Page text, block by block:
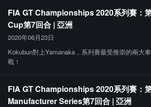
FIA GT Championships 2020系列賽：
Cup第7回合 | 亞洲
2020年06月23日
Kokubun對上Yamanaka，系列賽最受推崇的兩大
戰！
FIA GT Championships 2020系列賽：
Manufacturer Series第7回合 | 亞洲